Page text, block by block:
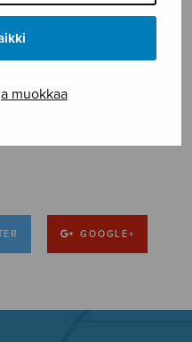
muokkaa
GOOGLE+